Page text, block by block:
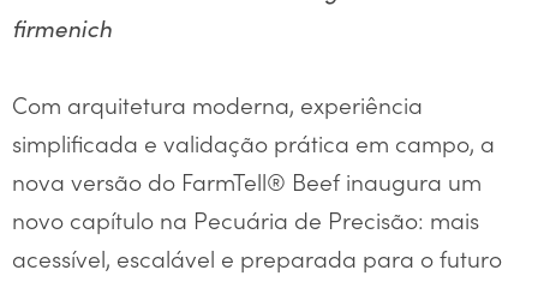
firmenich
Com arquitetura moderna, experiência
simplificada e validação prática em campo, a
nova versão do FarmTell® Beef inaugura um
novo capítulo na Pecuária de Precisão: mais
acessível, escalável e preparada para o futuro